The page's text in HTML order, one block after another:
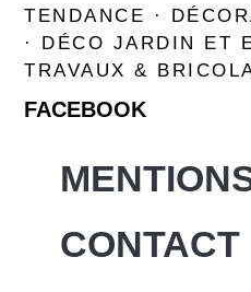
TENDANCE ·
· DÉCO JARDIN ET
TRAVAUX &
FACEBOOK
CONTACT